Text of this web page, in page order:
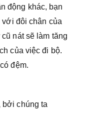
động khác, bạn
với đôi chân của
nát sẽ làm tăng
của việc đi bộ.
đệm.
bởi chúng ta